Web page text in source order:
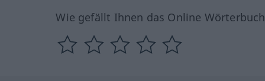
Wie gefällt Ihnen das Online